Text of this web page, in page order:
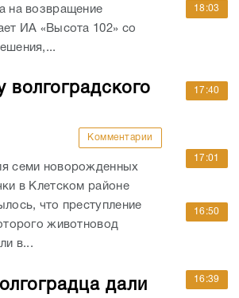
на возвращение
ИА «Высота 102» со
волгоградского
Комментарии
семи новорожденных
в Клетском районе
что преступление
животновод
в...
дали
18:03
17:40
17:01
16:50
16:39